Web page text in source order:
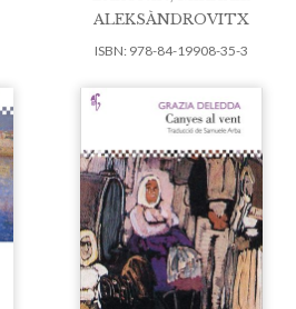
ALEKSÀNDROVITX
ISBN: 978-84-19908-35-3